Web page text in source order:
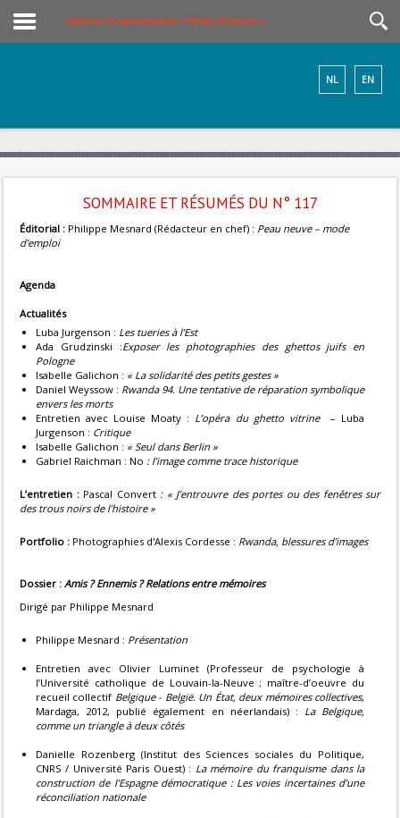
Collection de documentaires « Paroles d'archives »
EN
NL
SOMMAIRE ET RÉSUMÉS DU N° 117
Éditorial : Philippe Mesnard (Rédacteur en chef) : Peau neuve – mode
d’emploi
Agenda
Actualités
Luba Jurgenson : Les tueries à l’Est
Ada Grudzinski :Exposer les photographies des ghettos juifs en
Pologne
Isabelle Galichon : « La solidarité des petits gestes »
Daniel Weyssow : Rwanda 94. Une tentative de réparation symbolique
envers les morts
Entretien avec Louise Moaty : L’opéra du ghetto vitrine – Luba
Jurgenson : Critique
Isabelle Galichon : « Seul dans Berlin »
Gabriel Raichman : No : l’image comme trace historique
L’entretien : Pascal Convert: « J’entrouvre des portes ou des fenêtres sur
des trous noirs de l’histoire »
Portfolio : Photographies d'Alexis Cordesse : Rwanda, blessures d’images
Dossier : Amis ? Ennemis ? Relations entre mémoires
Dirigé par Philippe Mesnard
Philippe Mesnard : Présentation
Entretien avec Olivier Luminet (Professeur de psychologie à
l’Université catholique de Louvain-la-Neuve ; maître-d’oeuvre du
recueil collectif Belgique - België. Un État, deux mémoires collectives,
Mardaga, 2012, publié également en néerlandais) : La Belgique,
comme un triangle à deux côtés
Danielle Rozenberg (Institut des Sciences sociales du Politique,
CNRS / Université Paris Ouest) : La mémoire du franquisme dans la
construction de l’Espagne démocratique : Les voies incertaines d’une
réconciliation nationale